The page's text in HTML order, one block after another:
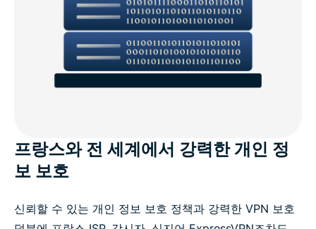
프랑스와 전 세계에서 강력한 개인 정
보 보호
신뢰할 수 있는 개인 정보 보호 정책과 강력한 VPN 보호